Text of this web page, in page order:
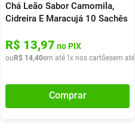
x deR$ 19,40
Chá Leão Sabor Camomila,
Cidreira E Maracujá 10 Sachês
R$ 13,97 no PIX
ou R$ 14,40em até 1x nos cartõesem até
Comprar